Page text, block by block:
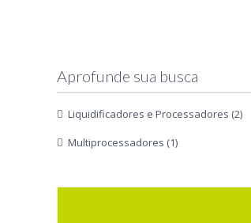
Liquidificadores e Processadores (2)
Multiprocessadores (1)